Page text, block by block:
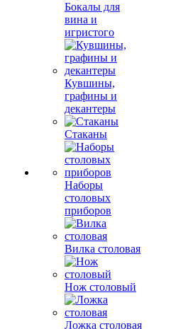
Бокалы для
вина и
игристого
Кувшины,
графины и
декантеры
Стаканы
Наборы
столовых
приборов
Вилка столовая
Нож столовый
Ложка столовая